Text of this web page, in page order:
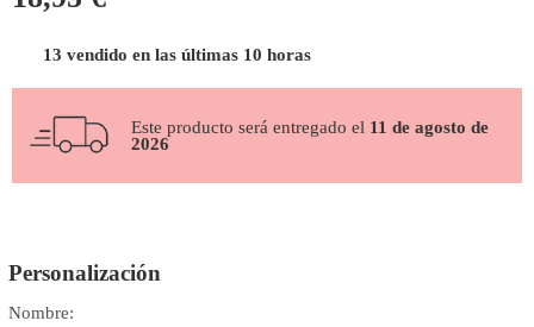
13 vendido en las últimas 10 horas
Este producto será entregado el 11 de agosto de
2026
Personalización
Nombre: